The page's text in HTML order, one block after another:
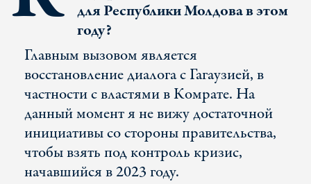
для Республики Молдова в этом
году?
Главным вызовом является
восстановление диалога с Гагаузией, в
частности с властями в Комрате. На
данный момент я не вижу достаточной
инициативы со стороны правительства,
чтобы взять под контроль кризис,
начавшийся в 2023 году.